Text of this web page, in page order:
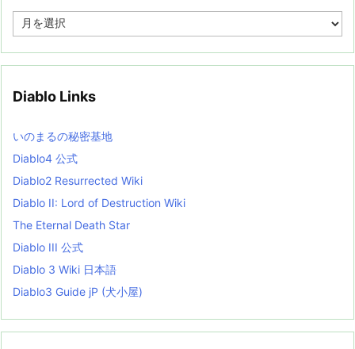
e
i
s
t
Diablo Links
いのまるの秘密基地
Diablo4 公式
Diablo2 Resurrected Wiki
Diablo II: Lord of Destruction Wiki
The Eternal Death Star
Diablo III 公式
Diablo 3 Wiki 日本語
Diablo3 Guide jP (犬小屋)